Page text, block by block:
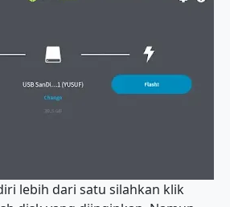
lebih dari satu silahkan klik